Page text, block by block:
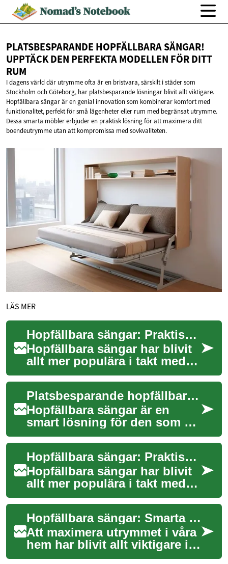
PLATSBESPARANDE HOPFÄLLBARA SÄNGAR!
UPPTÄCK DEN PERFEKTA MODELLEN FÖRDITT
RUM
I dagens värld där utrymme ofta är en bristvara, särskilt i städer som
Stockholm och Göteborg, har platsbesparande lösningar blivit allt viktigare.
Hopfällbara sängar är en genial innovation som kombinerar komfort med
funktionalitet, perfekt för små lägenheter eller rum med begränsat utrymme.
Dessa smarta möbler erbjuder en praktisk lösning för att maximera ditt
boendeutrymme utan att kompromissa med sovkvaliteten.
LÄS MER
Hopfällbara sängar: Praktiska lösningar för det moderna hemmet
Hopfällbara sängar har blivit
allt mer populära i takt med
att bostäderna blir mindre
och behovet av flexibla
möbler ...
Platsbesparande hopfällbara sängar för moderna småhem
Hopfällbara sängar är en
smart lösning för den som vill
frigöra utrymme utan att
kompromissa med komfort.
Upptäck hur...
Hopfällbara sängar: Praktiska lösningar för små utrymmen
Hopfällbara sängar har blivit
allt mer populära i takt med
att bostadsytor krymper och
behovet av flexibla möbler
öka...
Hopfällbara sängar: Smarta lösningar för små utrymmen
Att maximera utrymmet i våra
hem har blivit allt viktigare i
dagens samhälle, särskilt i